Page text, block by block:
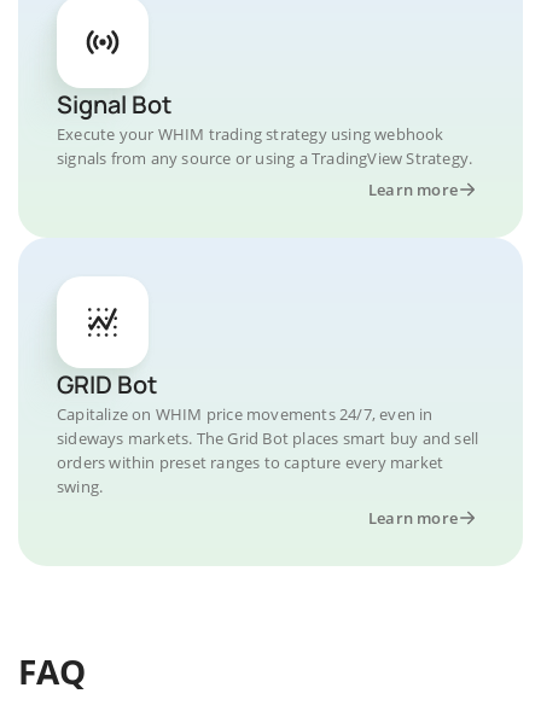
Signal Bot
Execute your WHIM trading strategy using webhook
signals from any source or using a TradingView Strategy.
Learn more
GRID Bot
Capitalize on WHIM price movements 24/7, even in
sideways markets. The Grid Bot places smart buy and sell
orders within preset ranges to capture every market
swing.
Learn more
FAQ